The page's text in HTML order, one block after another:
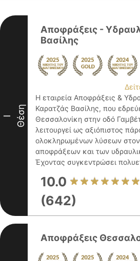
I Θέση
Αποφράξεις -
Βασίλης
Η εταιρεία Αποφράξεις &
Καρατζάς Βασίλης, που
Θεσσαλονίκη στην οδό
λειτουργεί ως αξιόπιστος
ολοκληρωμένων λύσεων
αποφράξεων και των
Έχοντας συγκεντρώσει
10.0
(642)
Αποφράξεις